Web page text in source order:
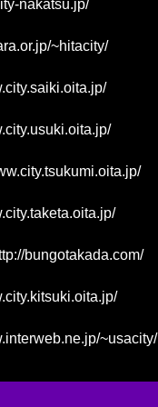
nakatsu.jp/
~hitacity/
bungotakada.com/
~usacity/